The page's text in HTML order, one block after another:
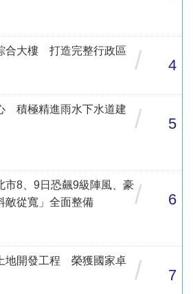
合大樓 打造完整行政區
/ 4
積極精進雨水下水道建
/ 5
市8、9日恐飆9級陣風、豪
從寬」全面整備
/ 6
地開發工程 榮獲國家卓
/ 7